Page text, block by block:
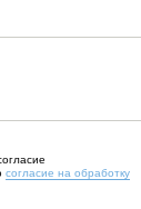
согласие на обработку